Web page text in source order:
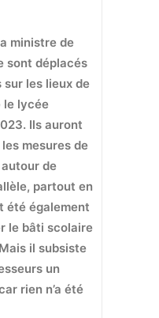
ministre de
sont déplacés
sur les lieux de
le lycée
Ils auront
mesures de
de
partout en
été également
le bâti scolaire
il subsiste
un
rien n’a été